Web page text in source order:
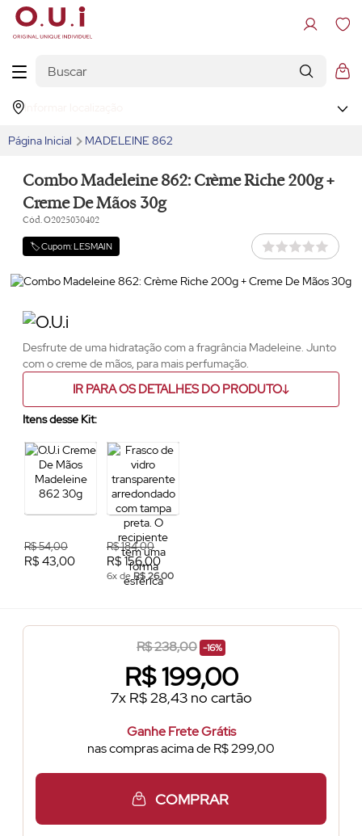
Página Inicial MADELEINE 862
Combo Madeleine 862: Crème Riche 200g +
Creme De Mãos 30g
Cód. O2025030402
🏷️ Cupom: LESMAIN
Desfrute de uma hidratação com a fragrância Madeleine. Junto
com o creme de mãos, para mais perfumação.
IR PARA OS DETALHES DO PRODUTO
Itens desse Kit:
R$ 54,00
R$ 43,00
R$ 184,00
R$ 156,00
6x de R$ 26,00
R$ 238,00 -16%
R$199,00
7x R$ 28,43 no cartão
Ganhe Frete Grátis
nas compras acima de R$ 299,00
COMPRAR